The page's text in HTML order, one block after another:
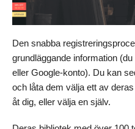
Den snabba
grundläggande information
eller Google-konto). Du kan
och låta dem välja ett av
åt dig, eller välja en själv.